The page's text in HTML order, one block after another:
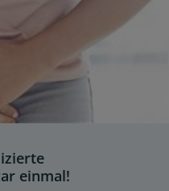
einmal!